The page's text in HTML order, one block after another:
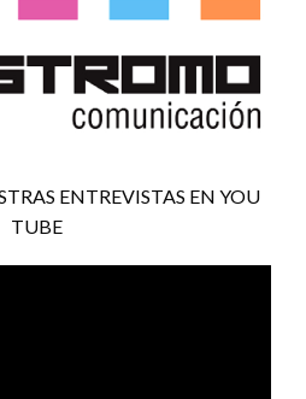
ENTREVISTAS EN YOU
TUBE